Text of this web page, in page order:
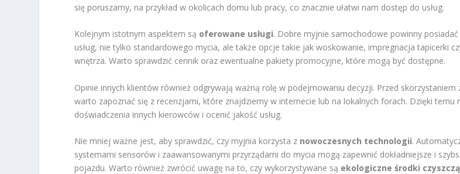
się poruszamy, na przykład w okolicach domu lub pracy, co znacznie ułatwi nam dostęp do usług.
Kolejnym istotnym aspektem są oferowane usługi. Dobre myjnie samochodowe powinny posiadać
usług, nie tylko standardowego mycia, ale także opcje takie jak woskowanie, impregnacja tapicerki
wnętrza. Warto sprawdzić cennik oraz ewentualne pakiety promocyjne, które mogą być dostępne.
Opinie innych klientów również odgrywają ważną rolę w podejmowaniu decyzji. Przed skorzystaniem
warto zapoznać się z recenzjami, które znajdziemy w internecie lub na lokalnych forach. Dzięki temu
doświadczenia innych kierowców i ocenić jakość usług.
Nie mniej ważne jest, aby sprawdzić, czy myjnia korzysta z nowoczesnych technologii.
systemami sensorów i zaawansowanymi przyrządami do mycia mogą zapewnić dokładniejsze i
pojazdu. Warto również zwrócić uwagę na to, czy wykorzystywane są ekologiczne środki